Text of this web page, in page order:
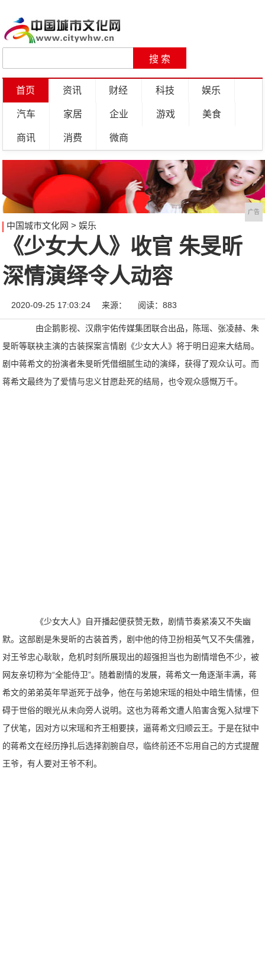
首页 资讯 财经 科技 娱乐
汽车 家居 企业 游戏 美食
商讯 消费 微商
广告
中国城市文化网 > 娱乐
《少女大人》收官 朱旻昕
深情演绎令人动容
2020-09-25 17:03:24 来源： 阅读：883
由企鹅影视、汉鼎宇佑传媒集团联合出品，陈瑶、张凌赫、朱
旻昕等联袂主演的古装探案言情剧《少女大人》将于明日迎来大结局。
剧中蒋希文的扮演者朱旻昕凭借细腻生动的演绎，获得了观众认可。而
蒋希文最终为了爱情与忠义甘愿赴死的结局，也令观众感慨万千。
《少女大人》自开播起便获赞无数，剧情节奏紧凑又不失幽
默。这部剧是朱旻昕的古装首秀，剧中他的侍卫扮相英气又不失儒雅，
对王爷忠心耿耿，危机时刻所展现出的超强担当也为剧情增色不少，被
网友亲切称为“全能侍卫”。随着剧情的发展，蒋希文一角逐渐丰满，蒋
希文的弟弟英年早逝死于战争，他在与弟媳宋瑶的相处中暗生情愫，但
碍于世俗的眼光从未向旁人说明。这也为蒋希文遭人陷害含冤入狱埋下
了伏笔，因对方以宋瑶和齐王相要挟，逼蒋希文归顺云王。于是在狱中
的蒋希文在经历挣扎后选择割腕自尽，临终前还不忘用自己的方式提醒
王爷，有人要对王爷不利。